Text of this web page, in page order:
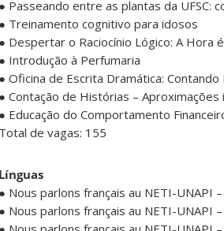
● Passeando entre as plantas da UFSC:
● Treinamento cognitivo para idosos
● Despertar o Raciocínio Lógico: A Hora
● Introdução à Perfumaria
● Oficina de Escrita Dramática:
● Contação de Histórias – Aproximações
● Educação do Comportamento
Total de vagas: 155
Línguas
● Nous parlons français au NETI-UNAPI
● Nous parlons français au NETI-UNAPI